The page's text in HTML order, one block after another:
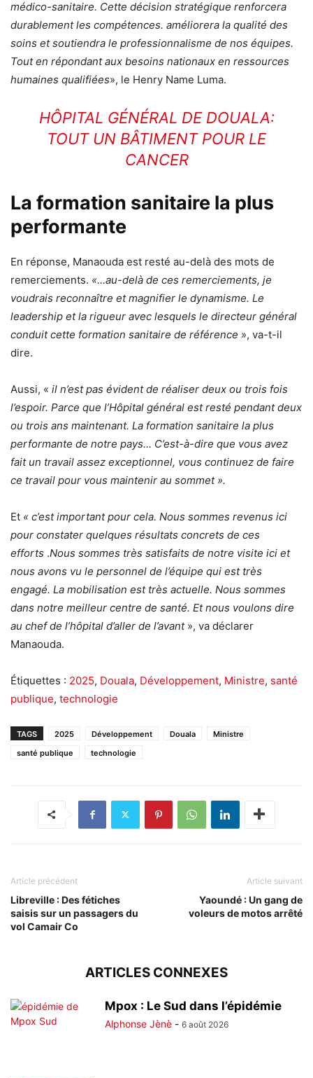
médico-sanitaire. Cette décision stratégique renforcera
durablement les compétences. améliorera la qualité des
soins et soutiendra le professionnalisme de nos équipes.
Tout en répondant aux besoins nationaux en ressources
humaines qualifiées», le Henry Name Luma.
HÔPITAL GÉNÉRAL DE DOUALA:
TOUT UN BÂTIMENT POUR LE
CANCER
La formation sanitaire la plus
performante
En réponse, Manaouda est resté au-delà des mots de
remerciements. «…au-delà de ces remerciements, je
voudrais reconnaître et magnifier le dynamisme. Le
leadership et la rigueur avec lesquels le directeur général
conduit cette formation sanitaire de référence », va-t-il
dire.
Aussi, « il n’est pas évident de réaliser deux ou trois fois
l’espoir. Parce que l’Hôpital général est resté pendant deux
ou trois ans maintenant. La formation sanitaire la plus
performante de notre pays… C’est-à-dire que vous avez
fait un travail assez exceptionnel, vous continuez de faire
ce travail pour vous maintenir au sommet ».
Et « c’est important pour cela. Nous sommes revenus ici
pour constater quelques résultats concrets de ces
efforts .Nous sommes très satisfaits de notre visite ici et
nous avons vu le personnel de l’équipe qui est très
engagé. La mobilisation est très actuelle. Nous sommes
dans notre meilleur centre de santé. Et nous voulons dire
au chef de l’hôpital d’aller de l’avant», va déclarer
Manaouda.
Étiquettes : 2025, Douala, Développement, Ministre, santé
publique, technologie
TAGS 2025 Développement Douala
Ministre
santé publique
technologie
Article précédent
Libreville : Des fétiches
saisis sur un passagers du
vol Camair Co
Article suivant
Yaoundé : Un gang de
voleurs de motos arrêté
ARTICLES CONNEXES
Mpox : Le Sud dans l’épidémie
Alphonse Jènè - 6 août 2026